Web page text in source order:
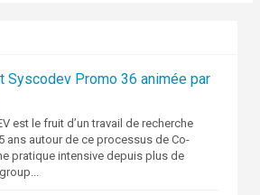
Syscodev Promo 36 animée par
est le fruit d’un travail de recherche
ans autour de ce processus de Co-
pratique intensive depuis plus de